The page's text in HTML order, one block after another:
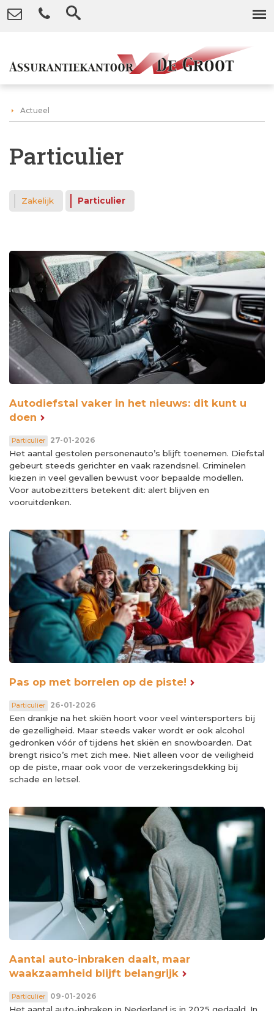
Actueel
Particulier
Zakelijk Particulier
Autodiefstal vaker in het nieuws: dit kunt u
doen
Particulier 27-01-2026
Het aantal gestolen personenauto’s blijft toenemen. Diefstal
gebeurt steeds gerichter en vaak razendsnel. Criminelen
kiezen in veel gevallen bewust voor bepaalde modellen.
Voor autobezitters betekent dit: alert blijven en
vooruitdenken.
Pas op met borrelen op de piste!
Particulier 26-01-2026
Een drankje na het skiën hoort voor veel wintersporters bij
de gezelligheid. Maar steeds vaker wordt er ook alcohol
gedronken vóór of tijdens het skiën en snowboarden. Dat
brengt risico’s met zich mee. Niet alleen voor de veiligheid
op de piste, maar ook voor de verzekeringsdekking bij
schade en letsel.
Aantal auto-inbraken daalt, maar
waakzaamheid blijft belangrijk
Particulier 09-01-2026